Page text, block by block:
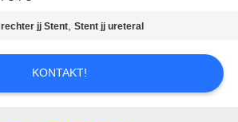
rechter jj Stent,Stent jj ureteral
KONTAKT!